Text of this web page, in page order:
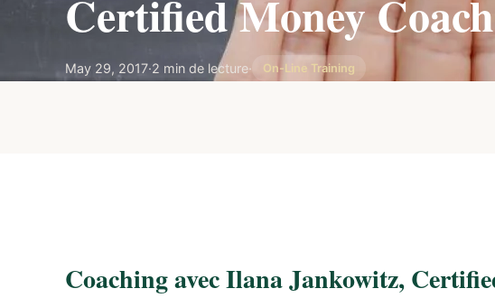
Certified Money
May 29, 2017·2 min de lecture· On-Line Training
Coaching avec Ilana Jankowitz,